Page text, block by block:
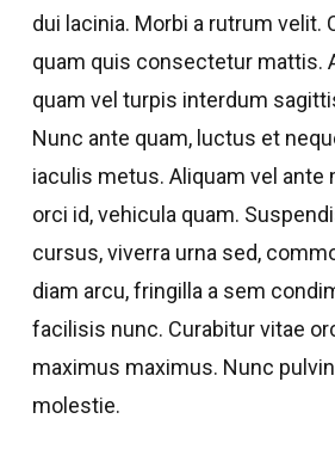
dui lacinia. Morbi a rutrum velit.
quam quis consectetur mattis.
quam vel turpis interdum
Nunc ante quam, luctus et
iaculis metus. Aliquam vel ante
orci id, vehicula quam.
cursus, viverra urna sed,
diam arcu, fringilla a sem
facilisis nunc. Curabitur vitae
maximus maximus. Nunc
molestie.